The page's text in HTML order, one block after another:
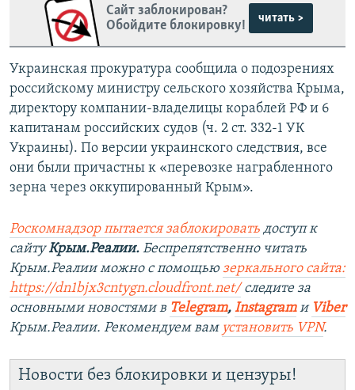
Сайт заблокирован?
Обойдите блокировку!
читать >
Украинская прокуратура сообщила о подозрениях
российскому министру сельского хозяйства Крыма,
директору компании-владелицы кораблей РФ и 6
капитанам российских судов (ч. 2 ст. 332-1 УК
Украины). По версии украинского следствия, все
они были причастны к «перевозке награбленного
зерна через оккупированный Крым».
Роскомнадзор пытается заблокировать доступ к
сайтуКрым.Реалии. Беспрепятственно читать
Крым.Реалии можно с помощью зеркального сайта:
https://dn1bjx3cntygn.cloudfront.net/следите за
основными новостями в Telegram, Instagramи Viber
Крым.Реалии. Рекомендуем вам установить VPN.
Новости без блокировки и цензуры!